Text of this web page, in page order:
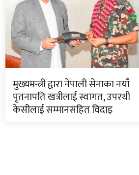
मुख्यमन्त्री द्वारा नेपाली सेनाका नयाँ
पृतनापति खत्रीलाई स्वागत, उपरथी
केसीलाई सम्मानसहित विदाइ